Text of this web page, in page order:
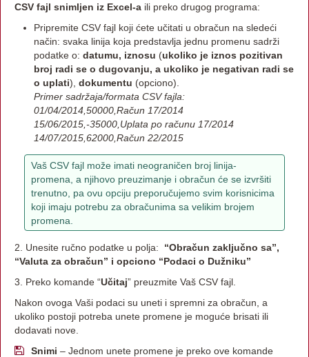
CSV fajl snimljen iz Excel-a ili preko drugog programa:
Pripremite CSV fajl koji ćete učitati u obračun na sledeći
način: svaka linija koja predstavlja jednu promenu sadrži
podatke o: datumu, iznosu (ukoliko je iznos pozitivan
broj radi se o dugovanju, a ukoliko je negativan radi se
o uplati), dokumentu (opciono).
Primer sadržaja/formata CSV fajla:
01/04/2014,50000,Račun 17/2014
15/06/2015,-35000,Uplata po računu 17/2014
14/07/2015,62000,Račun 22/2015
Vaš CSV fajl može imati neograničen broj linija-
promena, a njihovo preuzimanje i obračun će se izvršiti
trenutno, pa ovu opciju preporučujemo svim korisnicima
koji imaju potrebu za obračunima sa velikim brojem
promena.
2. Unesite ručno podatke u polja: “Obračun zaključno sa”,
“Valuta za obračun” i opciono “Podaci o Dužniku”
3. Preko komande “Učitaj” preuzmite Vaš CSV fajl.
Nakon ovoga Vaši podaci su uneti i spremni za obračun, a
ukoliko postoji potreba unete promene je moguće brisati ili
dodavati nove.
Snimi – Jednom unete promene je preko ove komande